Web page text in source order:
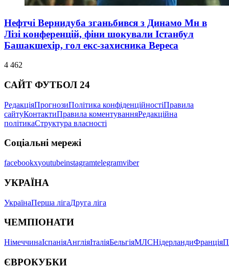
Нефтчі Вернидуба зганьбився з Динамо Мн в
Лізі конференцій, фіни шокували Істанбул
Башакшехір, гол екс-захисника Вереса
4 462
САЙТ ФУТБОЛ 24
РедакціяПрогнозиПолітика конфіденційностіПравила
сайтуКонтактиПравила коментуванняРедакційна
політикаСтруктура власності
Соціальні мережі
facebookxyoutubeinstagramtelegramviber
УКРАЇНА
УкраїнаПерша лігаДруга ліга
ЧЕМПІОНАТИ
НімеччинаІспаніяАнгліяІталіяБельгіяМЛСНідерландиФранція
ЄВРОКУБКИ